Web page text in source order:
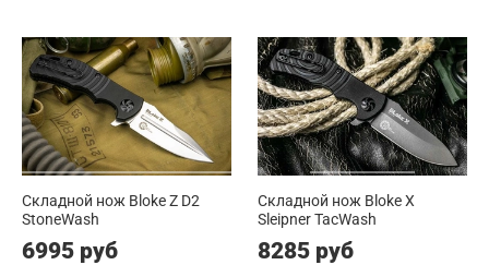
Складной нож Bloke Z D2
StoneWash
6995 руб
Складной нож Bloke X
Sleipner TacWash
8285 руб